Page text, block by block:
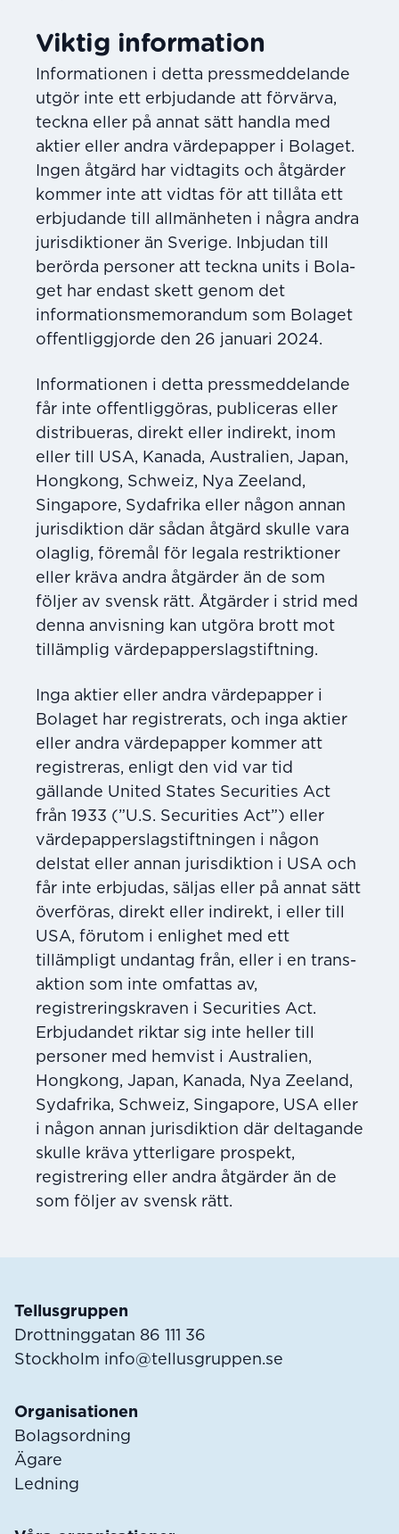
Viktig information
Informationen i detta pressmeddelande
utgör inte ett erbjudande att förvärva,
teckna eller på annat sätt handla med
aktier eller andra värdepapper i Bolaget.
Ingen åtgärd har vid­tagits och åtgärder
kommer inte att vidtas för att tillåta ett
erbjudande till allmänheten i några andra
jurisdiktioner än Sverige. Inbjudan till
berörda personer att teckna units i Bola­
get har endast skett genom det
informationsmemorandum som Bolaget
offentliggjorde den 26 januari 2024.
Informationen i detta pressmeddelande
får inte offentliggöras, publiceras eller
distribueras, direkt eller indirekt, inom
eller till USA, Kanada, Australien, Japan,
Hongkong, Schweiz, Nya Zeeland,
Singapore, Sydafrika eller någon annan
jurisdiktion där sådan åtgärd skulle vara
olaglig, föremål för legala restriktioner
eller kräva andra åtgärder än de som
följer av svensk rätt. Åtgärder i strid med
denna anvisning kan utgöra brott mot
tillämplig värdepapperslag­stiftning.
Inga aktier eller andra värdepapper i
Bolaget har registrerats, och inga aktier
eller andra värdepapper kommer att
registreras, enligt den vid var tid
gällande United States Securities Act
från 1933 (”U.S. Securities Act”) eller
värdepapperslagstiftningen i någon
delstat eller annan jurisdiktion i USA och
får inte erbjudas, säljas eller på annat sätt
överföras, direkt eller indirekt, i eller till
USA, förutom i enlighet med ett
tillämpligt undantag från, eller i en trans­
aktion som inte omfattas av,
registreringskraven i Securities Act.
Erbjudandet riktar sig inte heller till
personer med hemvist i Australien,
Hongkong, Japan, Kanada, Nya Zeeland,
Syd­afrika, Schweiz, Singapore, USA eller
i någon annan jurisdiktion där deltagande
skulle kräva ytterligare prospekt,
registrering eller andra åtgärder än de
som följer av svensk rätt.
Tellusgruppen
Drottninggatan 86 111 36
Stockholm info@tellusgruppen.se
Organisationen
Bolagsordning
Ägare
Ledning